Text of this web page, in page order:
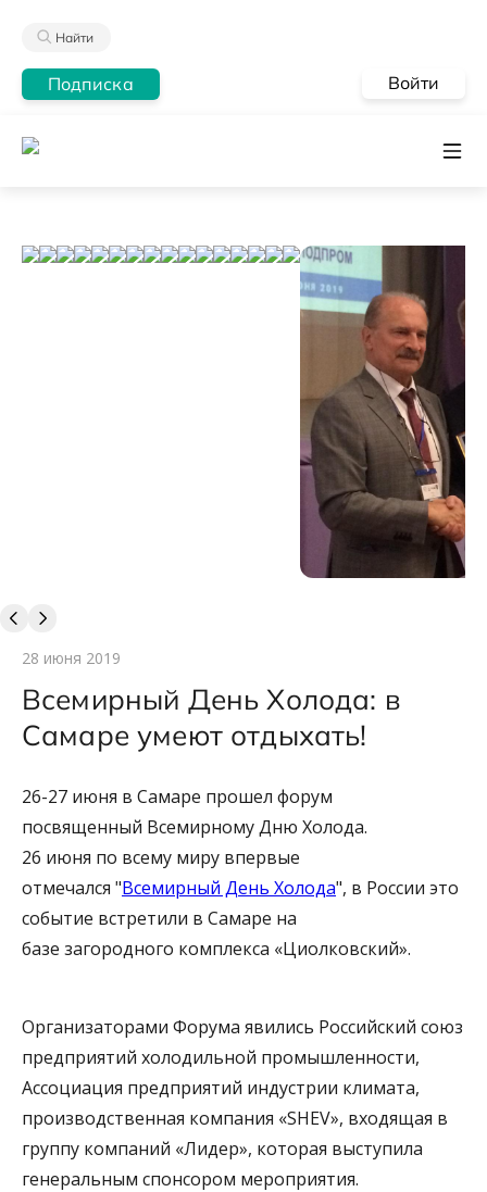
Найти
Подписка Войти
28 июня 2019
Всемирный День Холода: в
Самаре умеют отдыхать!
26-27 июня в Самаре прошел форум
посвященный Всемирному Дню Холода.
26 июня по всему миру впервые
отмечался "Всемирный День Холода", в России это
событие встретили в Самаре на
базе загородного комплекса «Циолковский».
Организаторами Форума явились Российский союз
предприятий холодильной промышленности,
Ассоциация предприятий индустрии климата,
производственная компания «SHEV», входящая в
группу компаний «Лидер», которая выступила
генеральным спонсором мероприятия.